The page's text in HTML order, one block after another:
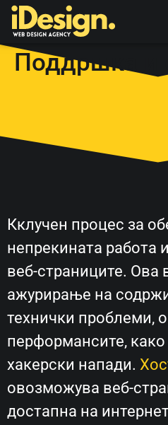
Поддршка и
Кклучен процес за
непрекината работа
веб-страниците. Ова
ажурирање на
технички проблеми,
перформансите,
хакерски напади.
овозможува веб-
достапна на